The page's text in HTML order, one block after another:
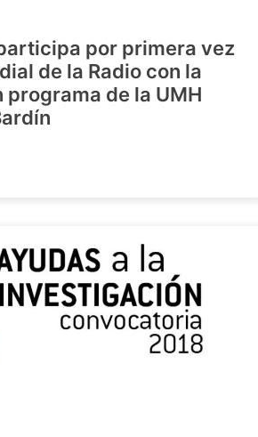
por primera vez
de la Radio con la
programa de la UMH